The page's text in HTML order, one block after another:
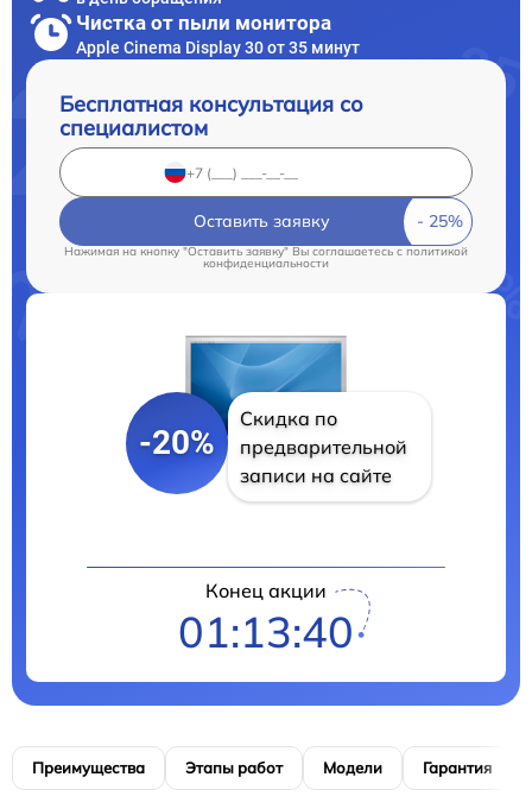
Чистка от пыли монитора
Apple Cinema Display 30 от 35 минут
Бесплатная консультация со
специалистом
Оставить заявку
Нажимая на кнопку "Оставить заявку" Вы соглашаетесь cполитикой
конфиденциальности
-20%
Скидка по
предварительной
записи на сайте
Конец акции
01:13:39
Преимущества Этапы работ Модели Гарантия